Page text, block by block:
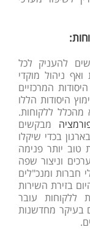
מבקשים להעניק לכל
ואף ניהול מוקדי
המרכזיים
היסודות הללו
מהכלל ללקוחות.
מבקשים
בכדי שיקלו
טוב יותר פנימה
וניצור שפה
חברות ומנכ"לים
בזירת השירות
ללקוחות עובר
בעיקר מחדשנות